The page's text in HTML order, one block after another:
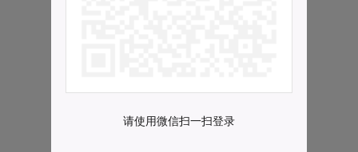
请使用微信扫一扫登录